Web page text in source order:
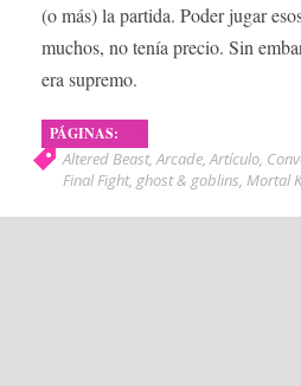
(o más) la partida. Poder jugar
muchos, no tenía precio. Sin
era supremo.
PÁGINAS:
Altered Beast,Arcade,Artículo,
Final Fight, ghost & goblins, Mortal